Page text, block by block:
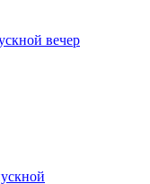
вечер